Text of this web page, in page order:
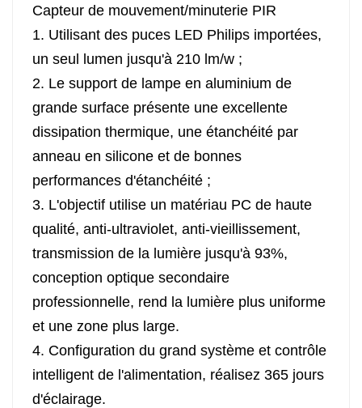
Capteur de mouvement/minuterie PIR
1. Utilisant des puces LED Philips importées,
un seul lumen jusqu'à 210 lm/w ;
2. Le support de lampe en aluminium de
grande surface présente une excellente
dissipation thermique, une étanchéité par
anneau en silicone et de bonnes
performances d'étanchéité ;
3. L'objectif utilise un matériau PC de haute
qualité, anti-ultraviolet, anti-vieillissement,
transmission de la lumière jusqu'à 93%,
conception optique secondaire
professionnelle, rend la lumière plus uniforme
et une zone plus large.
4. Configuration du grand système et contrôle
intelligent de l'alimentation, réalisez 365 jours
d'éclairage.